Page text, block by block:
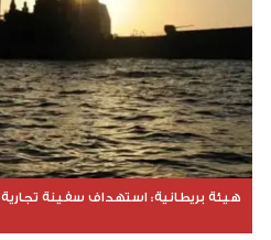
هيئة بريطانية: استهداف سفينة